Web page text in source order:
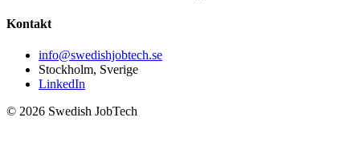
Kontakt
info@swedishjobtech.se
Stockholm, Sverige
LinkedIn
© 2026 Swedish JobTech